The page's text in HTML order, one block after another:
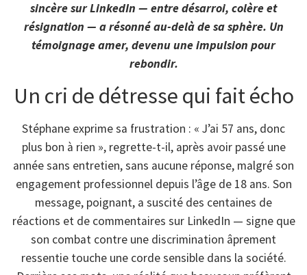
sincère sur LinkedIn — entre désarroi, colère et
résignation — a résonné au-delà de sa sphère. Un
témoignage amer, devenu une impulsion pour
rebondir.
Un cri de détresse qui fait écho
Stéphane exprime sa frustration : « J’ai 57 ans, donc
plus bon à rien », regrette-t-il, après avoir passé une
année sans entretien, sans aucune réponse, malgré son
engagement professionnel depuis l’âge de 18 ans. Son
message, poignant, a suscité des centaines de
réactions et de commentaires sur LinkedIn — signe que
son combat contre une discrimination âprement
ressentie touche une corde sensible dans la société.